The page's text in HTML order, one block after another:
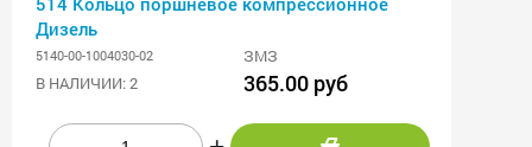
Дизель
5140-00-1004030-02
ЗМЗ
В НАЛИЧИИ: 2
365.00 руб